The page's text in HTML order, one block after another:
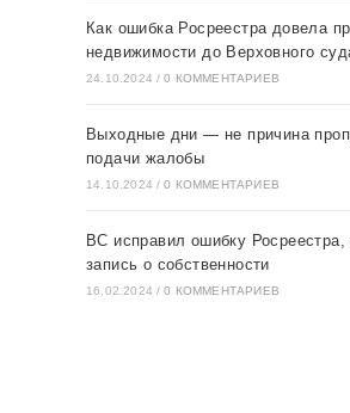
Как ошибка Росреестра довела
недвижимости до Верховного
24.10.2024 / 0 КОММЕНТАРИЕВ
Выходные дни — не причина
подачи жалобы
14.10.2024 / 0 КОММЕНТАРИЕВ
ВС исправил ошибку Росреестра,
запись о собственности
16.02.2024 / 0 КОММЕНТАРИЕВ